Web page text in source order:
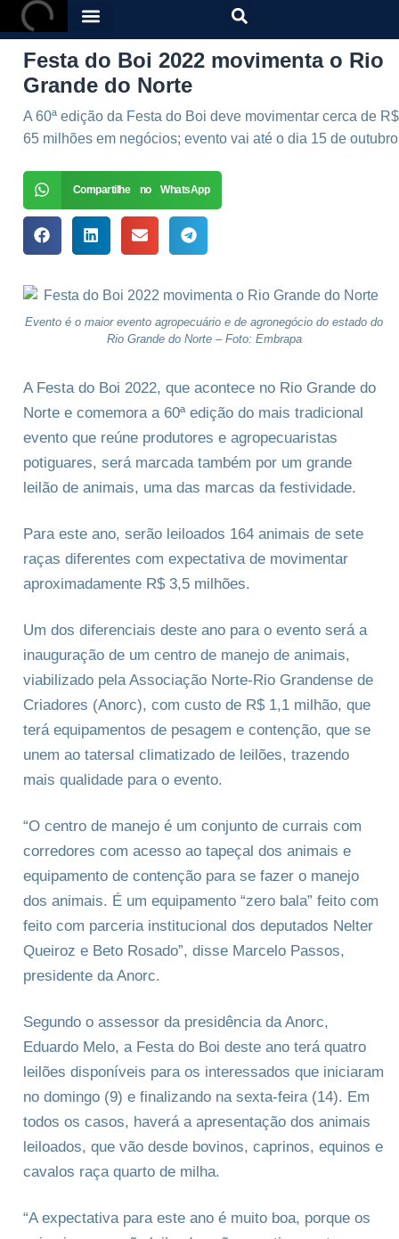
Festa do Boi 2022 movimenta o Rio
Grande do Norte
A 60ª edição da Festa do Boi deve movimentar cerca de R$
65 milhões em negócios; evento vai até o dia 15 de outubro
Compartilhe no WhatsApp
Evento é o maior evento agropecuário e de agronegócio do estado do
Rio Grande do Norte – Foto: Embrapa
A Festa do Boi 2022, que acontece no Rio Grande do
Norte e comemora a 60ª edição do mais tradicional
evento que reúne produtores e agropecuaristas
potiguares, será marcada também por um grande
leilão de animais, uma das marcas da festividade.
Para este ano, serão leiloados 164 animais de sete
raças diferentes com expectativa de movimentar
aproximadamente R$ 3,5 milhões.
Um dos diferenciais deste ano para o evento será a
inauguração de um centro de manejo de animais,
viabilizado pela Associação Norte-Rio Grandense de
Criadores (Anorc), com custo de R$ 1,1 milhão, que
terá equipamentos de pesagem e contenção, que se
unem ao tatersal climatizado de leilões, trazendo
mais qualidade para o evento.
“O centro de manejo é um conjunto de currais com
corredores com acesso ao tapeçal dos animais e
equipamento de contenção para se fazer o manejo
dos animais. É um equipamento “zero bala” feito com
feito com parceria institucional dos deputados Nelter
Queiroz e Beto Rosado”, disse Marcelo Passos,
presidente da Anorc.
Segundo o assessor da presidência da Anorc,
Eduardo Melo, a Festa do Boi deste ano terá quatro
leilões disponíveis para os interessados que iniciaram
no domingo (9) e finalizando na sexta-feira (14). Em
todos os casos, haverá a apresentação dos animais
leiloados, que vão desde bovinos, caprinos, equinos e
cavalos raça quarto de milha.
“A expectativa para este ano é muito boa, porque os